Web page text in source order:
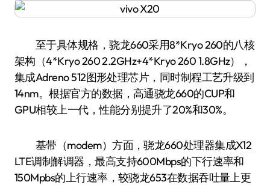
至于具体规格，骁龙660采用8*Kryo 260的八核
架构（4*Kryo 260 2.2GHz+4*Kryo 260 1.8GHz），
集成Adreno 512图形处理芯片，同时制程工艺升级到
14nm。根据官方的数据，高通骁龙660的CUP和
GPU相较上一代，性能分别提升了20%和30%。
基带（modem）方面，骁龙660处理器集成X12
LTE调制解调器，最高支持600Mbps的下行速率和
150Mpbs的上行速率，较骁龙653在数据吞吐量上更